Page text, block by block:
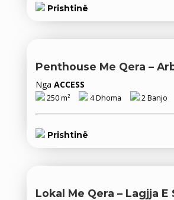
Prishtinë
Penthouse Me Qera –
Nga ACCESS
250 m² 4 Dhoma 2 Banjo
Prishtinë
Lokal Me Qera – Lagjja